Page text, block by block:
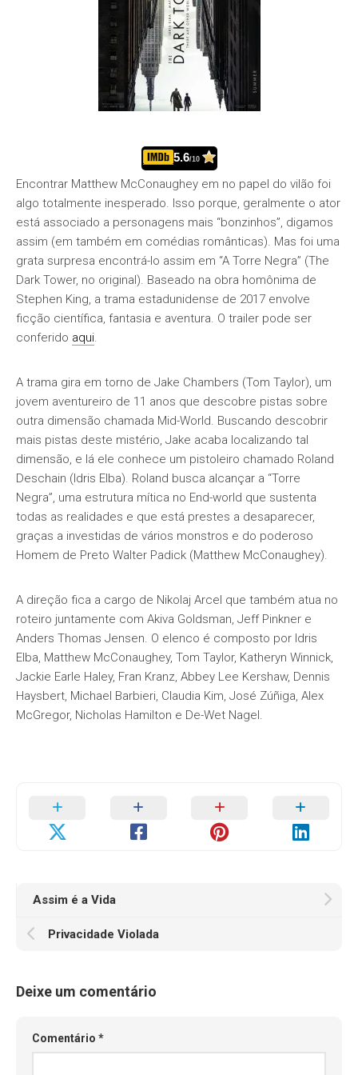
5.6/10
Encontrar Matthew McConaughey em no papel do vilão foi
algo totalmente inesperado. Isso porque, geralmente o ator
está associado a personagens mais “bonzinhos”, digamos
assim (em também em comédias românticas). Mas foi uma
grata surpresa encontrá-lo assim em “A Torre Negra” (The
Dark Tower, no original). Baseado na obra homônima de
Stephen King, a trama estadunidense de 2017 envolve
ficção científica, fantasia e aventura. O trailer pode ser
conferido aqui.
A trama gira em torno de Jake Chambers (Tom Taylor), um
jovem aventureiro de 11 anos que descobre pistas sobre
outra dimensão chamada Mid-World. Buscando descobrir
mais pistas deste mistério, Jake acaba localizando tal
dimensão, e lá ele conhece um pistoleiro chamado Roland
Deschain (Idris Elba). Roland busca alcançar a “Torre
Negra”, uma estrutura mítica no End-world que sustenta
todas as realidades e que está prestes a desaparecer,
graças a investidas de vários monstros e do poderoso
Homem de Preto Walter Padick (Matthew McConaughey).
A direção fica a cargo de Nikolaj Arcel que também atua no
roteiro juntamente com Akiva Goldsman, Jeff Pinkner e
Anders Thomas Jensen. O elenco é composto por Idris
Elba, Matthew McConaughey, Tom Taylor, Katheryn Winnick,
Jackie Earle Haley, Fran Kranz, Abbey Lee Kershaw, Dennis
Haysbert, Michael Barbieri, Claudia Kim, José Zúñiga, Alex
McGregor, Nicholas Hamilton e De-Wet Nagel.
Assim é a Vida
Privacidade Violada
Deixe um comentário
Comentário *